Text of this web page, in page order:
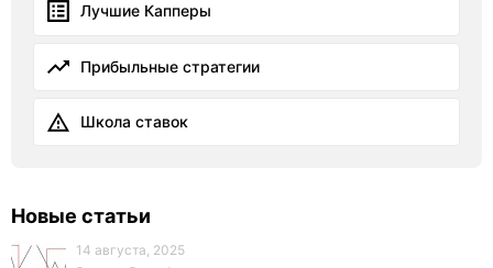
Лучшие Капперы
Прибыльные стратегии
Школа ставок
Новые статьи
14 августа, 2025